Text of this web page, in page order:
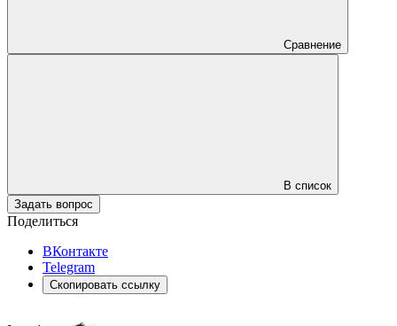
Сравнение
В список
Задать вопрос
Поделиться
ВКонтакте
Telegram
Скопировать ссылку